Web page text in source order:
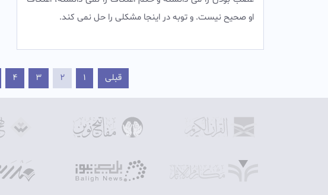
او صحيح نيست. و توبه در اينجا مشكلى را حل نمى كند.
قبلی 1
2
3
4